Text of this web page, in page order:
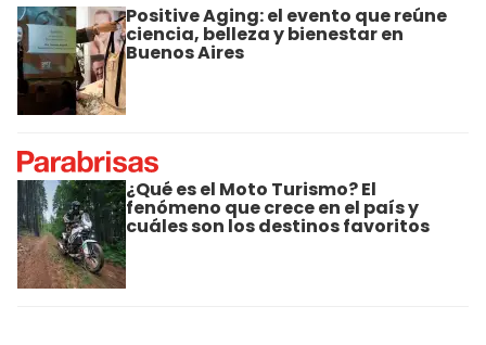
Positive Aging: el evento que reúne
ciencia, belleza y bienestar en
Buenos Aires
¿Qué es el Moto Turismo? El
fenómeno que crece en el país y
cuáles son los destinos favoritos